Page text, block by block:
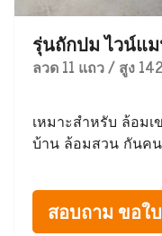
รุ่นถักปม ไวน์แ
ลวด 11 แถว / สูง
เหมาะสำหรับ ล้อม
บ้าน ล้อมสวน กันค
สอบถาม ขอใ